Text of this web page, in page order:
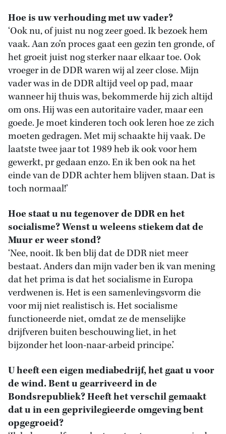
Hoe is uw verhouding met uw vader?
‘Ook nu, of juist nu nog zeer goed. Ik bezoek hem
vaak. Aan zo’n proces gaat een gezin ten gronde, of
het groeit juist nog sterker naar elkaar toe. Ook
vroeger in de DDR waren wij al zeer close. Mijn
vader was in de DDR altijd veel op pad, maar
wanneer hij thuis was, bekommerde hij zich altijd
om ons. Hij was een autoritaire vader, maar een
goede. Je moet kinderen toch ook leren hoe ze zich
moeten gedragen. Met mij schaakte hij vaak. De
laatste twee jaar tot 1989 heb ik ook voor hem
gewerkt, pr gedaan enzo. En ik ben ook na het
einde van de DDR achter hem blijven staan. Dat is
toch normaal!’
Hoe staat u nu tegenover de DDR en het
socialisme? Wenst u weleens stiekem dat de
Muur er weer stond?
‘Nee, nooit. Ik ben blij dat de DDR niet meer
bestaat. Anders dan mijn vader ben ik van mening
dat het prima is dat het socialisme in Europa
verdwenen is. Het is een samenlevingsvorm die
voor mij niet realistisch is. Het socialisme
functioneerde niet, omdat ze de menselijke
drijfveren buiten beschouwing liet, in het
bijzonder het loon-naar-arbeid principe.’
U heeft een eigen mediabedrijf, het gaat u voor
de wind. Bent u gearriveerd in de
Bondsrepubliek? Heeft het verschil gemaakt
dat u in een geprivilegieerde omgeving bent
opgegroeid?